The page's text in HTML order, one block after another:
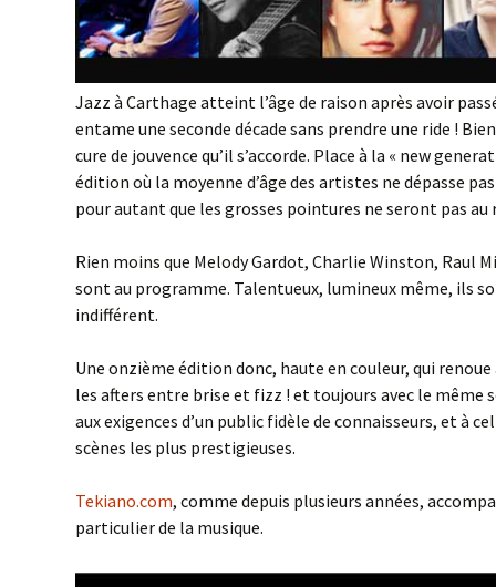
Jazz à Carthage atteint l’âge de raison après avoir
entame une seconde décade sans prendre une ride !
cure de jouvence qu’il s’accorde. Place à la « new
édition où la moyenne d’âge des artistes ne dépasse pas
pour autant que les grosses pointures ne seront pas au
Rien moins que Melody Gardot, Charlie Winston, Raul
sont au programme. Talentueux, lumineux même, ils
indifférent.
Une onzième édition donc, haute en couleur, qui
les afters entre brise et fizz ! et toujours avec le même
aux exigences d’un public fidèle de connaisseurs, et à
scènes les plus prestigieuses.
Tekiano.com, comme depuis plusieurs années,
particulier de la musique.